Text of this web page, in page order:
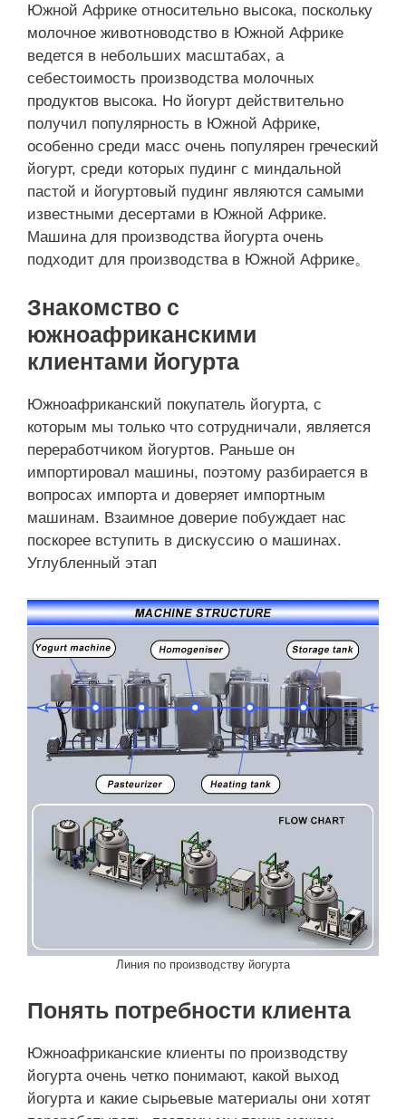
Южной Африке относительно высока, поскольку
молочное животноводство в Южной Африке
ведется в небольших масштабах, а
себестоимость производства молочных
продуктов высока. Но йогурт действительно
получил популярность в Южной Африке,
особенно среди масс очень популярен греческий
йогурт, среди которых пудинг с миндальной
пастой и йогуртовый пудинг являются самыми
известными десертами в Южной Африке.
Машина для производства йогурта очень
подходит для производства в Южной Африке。
Знакомство с
южноафриканскими
клиентами йогурта
Южноафриканский покупатель йогурта, с
которым мы только что сотрудничали, является
переработчиком йогуртов. Раньше он
импортировал машины, поэтому разбирается в
вопросах импорта и доверяет импортным
машинам. Взаимное доверие побуждает нас
поскорее вступить в дискуссию о машинах.
Углубленный этап
Линия по производству йогурта
Понять потребности клиента
Южноафриканские клиенты по производству
йогурта очень четко понимают, какой выход
йогурта и какие сырьевые материалы они хотят